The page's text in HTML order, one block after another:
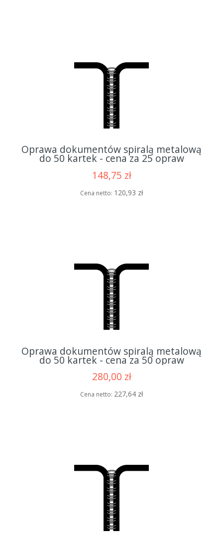
Oprawa dokumentów spiralą metalową
do 50 kartek - cena za 25 opraw
148,75 zł
Cena netto: 120,93 zł
Oprawa dokumentów spiralą metalową
do 50 kartek - cena za 50 opraw
280,00 zł
Cena netto: 227,64 zł